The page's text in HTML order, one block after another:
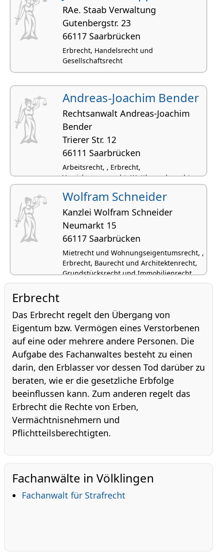
RAe. Staab Verwaltung
Gutenbergstr. 23
66117 Saarbrücken
Erbrecht, Handelsrecht und
Gesellschaftsrecht
Andreas-Joachim Bender
Rechtsanwalt Andreas-Joachim
Bender
Trierer Str. 12
66111 Saarbrücken
Arbeitsrecht, , Erbrecht,
Versicherungsrecht, Wettbewerbsrecht
Wolfram Schneider
Kanzlei Wolfram Schneider
Neumarkt 15
66117 Saarbrücken
Mietrecht und Wohnungseigentumsrecht, ,
Erbrecht, Baurecht und Architektenrecht,
Grundstücksrecht und Immobilienrecht
Erbrecht
Das Erbrecht regelt den Übergang von
Eigentum bzw. Vermögen eines Verstorbenen
auf eine oder mehrere andere Personen. Die
Aufgabe des Fachanwaltes besteht zu einen
darin, den Erblasser vor dessen Tod darüber zu
beraten, wie er die gesetzliche Erbfolge
beeinflussen kann. Zum anderen regelt das
Erbrecht die Rechte von Erben,
Vermächtnisnehmern und
Pflichtteilsberechtigten.
Fachanwälte in Völklingen
Fachanwalt für Strafrecht